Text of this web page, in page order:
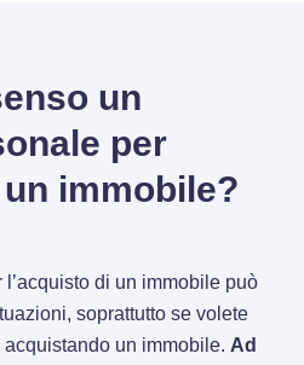
un
per
immobile?
di un immobile può
soprattutto se volete
un immobile. Ad